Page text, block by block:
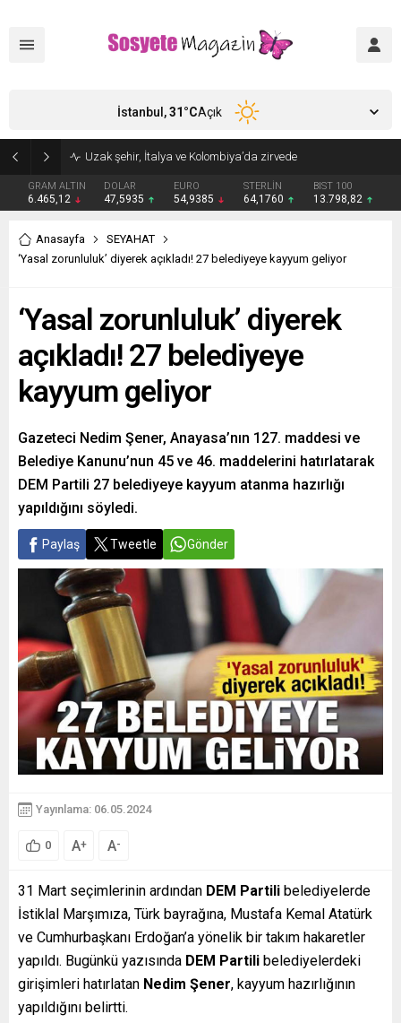
GRAM ALTIN
6.465,12
DOLAR
47,5935
EURO
54,9385
STERLİN
64,1760
BIST 100
13.798,82
İstanbul,31°CAçık
Anasayfa
SEYAHAT
‘Yasal zorunluluk’ diyerek açıkladı! 27 belediyeye kayyum geliyor
‘Yasal zorunluluk’ diyerek
açıkladı! 27 belediyeye
kayyum geliyor
Gazeteci Nedim Şener, Anayasa’nın 127. maddesi ve
Belediye Kanunu’nun 45 ve 46. maddelerini hatırlatarak
DEM Partili 27 belediyeye kayyum atanma hazırlığı
yapıldığını söyledi.
Paylaş Tweetle Gönder
Yayınlama: 06.05.2024
0 A+ A-
31 Mart seçimlerinin ardından DEM Partili belediyelerde
İstiklal Marşımıza, Türk bayrağına, Mustafa Kemal Atatürk
ve Cumhurbaşkanı Erdoğan’a yönelik bir takım hakaretler
yapıldı. Bugünkü yazısında DEM Partili belediyelerdeki
girişimleri hatırlatan Nedim Şener, kayyum hazırlığının
yapıldığını belirtti.